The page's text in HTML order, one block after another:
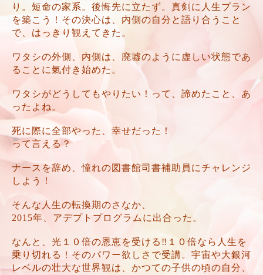
り。短命の家系。後悔先に立たず。真剣に人生プラン
を築こう！その決心は、内側の自分と語り合うこと
で、はっきり観えてきた。
ワタシの外側、内側は、廃墟のように虚しい状態であ
ることに氣付き始めた。
ワタシがどうしてもやりたい！って、諦めたこと、あ
ったよね。
死に際に全部やった、幸せだった！
って言える？
ナースを辞め、憧れの図書館司書補助員にチャレンジ
しよう！
そんな人生の転換期のさなか、
2015年、アデプトプログラムに出合った。
なんと、光１０倍の恩恵を受ける‼️１０倍なら人生を
乗り切れる！そのパワー欲しさで受講。宇宙や大銀河
レベルの壮大な世界観は、かつての子供の頃の自分、